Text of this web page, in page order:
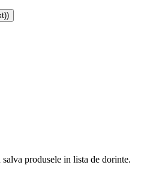
produsele in lista de dorinte.